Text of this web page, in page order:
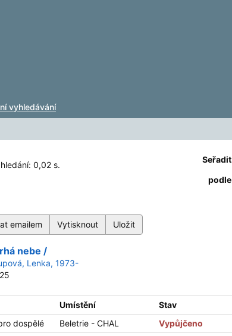
vyhledávání
0,02 s.
Seřadit
podle
nebe /
Lenka, 1973-
Umístění
Stav
dospělé
Beletrie - CHAL
Vypůjčeno